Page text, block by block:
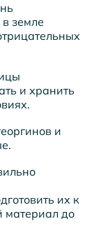
земле
и хранить
и
их к
материал до